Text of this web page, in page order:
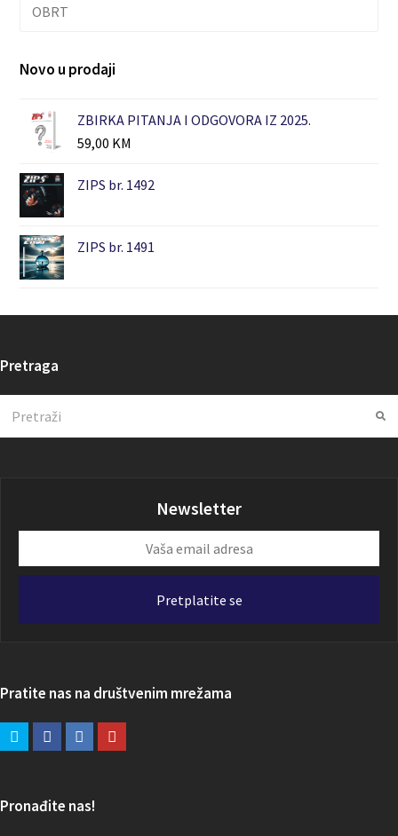
OBRT
Novo u prodaji
ZBIRKA PITANJA I ODGOVORA IZ 2025.
59,00 KM
ZIPS br. 1492
ZIPS br. 1491
Pretraga
Newsletter
email
Pretplatite se
Pratite nas na društvenim mrežama
Pronađite nas!